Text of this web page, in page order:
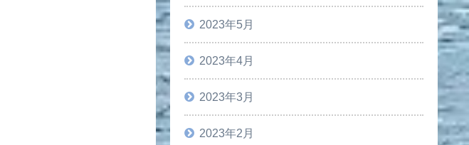
2023年5月
2023年4月
2023年3月
2023年2月